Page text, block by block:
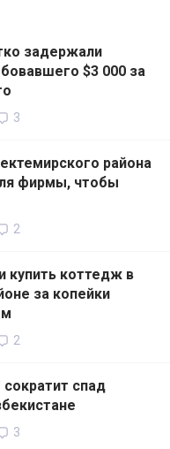
задержали
$3 000 за
3
района
фирмы, чтобы
2
купить коттедж в
за копейки
2
спад
3